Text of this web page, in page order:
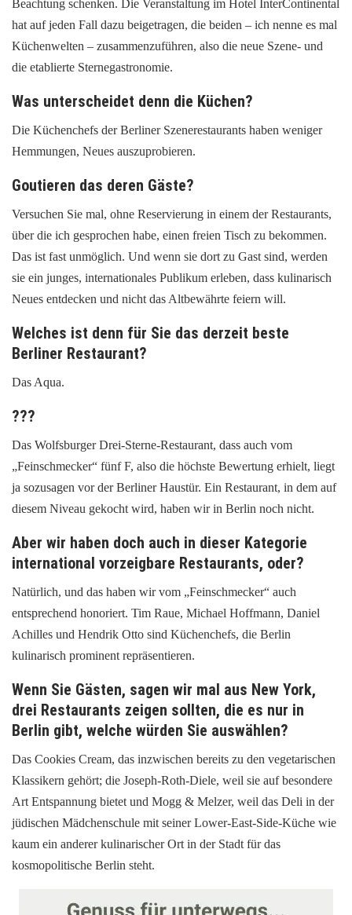
Beachtung schenken. Die Veranstaltung im Hotel InterContinental
hat auf jeden Fall dazu beigetragen, die beiden – ich nenne es mal
Küchenwelten – zusammenzuführen, also die neue Szene- und
die etablierte Sternegastronomie.
Was unterscheidet denn die Küchen?
Die Küchenchefs der Berliner Szenerestaurants haben weniger
Hemmungen, Neues auszuprobieren.
Goutieren das deren Gäste?
Versuchen Sie mal, ohne Reservierung in einem der Restaurants,
über die ich gesprochen habe, einen freien Tisch zu bekommen.
Das ist fast unmöglich. Und wenn sie dort zu Gast sind, werden
sie ein junges, internationales Publikum erleben, dass kulinarisch
Neues entdecken und nicht das Altbewährte feiern will.
Welches ist denn für Sie das derzeit beste
Berliner Restaurant?
Das Aqua.
???
Das Wolfsburger Drei-Sterne-Restaurant, dass auch vom
„Feinschmecker“ fünf F, also die höchste Bewertung erhielt, liegt
ja sozusagen vor der Berliner Haustür. Ein Restaurant, in dem auf
diesem Niveau gekocht wird, haben wir in Berlin noch nicht.
Aber wir haben doch auch in dieser Kategorie
international vorzeigbare Restaurants, oder?
Natürlich, und das haben wir vom „Feinschmecker“ auch
entsprechend honoriert. Tim Raue, Michael Hoffmann, Daniel
Achilles und Hendrik Otto sind Küchenchefs, die Berlin
kulinarisch prominent repräsentieren.
Wenn Sie Gästen, sagen wir mal aus New York,
drei Restaurants zeigen sollten, die es nur in
Berlin gibt, welche würden Sie auswählen?
Das Cookies Cream, das inzwischen bereits zu den vegetarischen
Klassikern gehört; die Joseph-Roth-Diele, weil sie auf besondere
Art Entspannung bietet und Mogg & Melzer, weil das Deli in der
jüdischen Mädchenschule mit seiner Lower-East-Side-Küche wie
kaum ein anderer kulinarischer Ort in der Stadt für das
kosmopolitische Berlin steht.